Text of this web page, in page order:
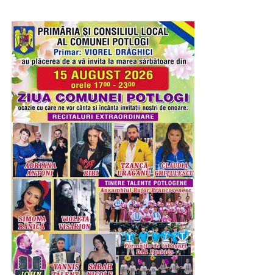
primele locuri la etapa județeană a Olimpiadei Naționale
de Religie și a Olimpiadei Naționale Interdisciplinare
„Cultură și spiritualitate românească”, împreună cu
profesorii coordonatori.
RECLAMA